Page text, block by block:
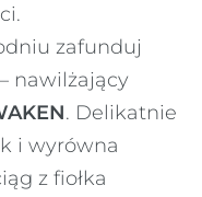
zafunduj
nawilżający
. Delikatnie
i wyrówna
z fiołka